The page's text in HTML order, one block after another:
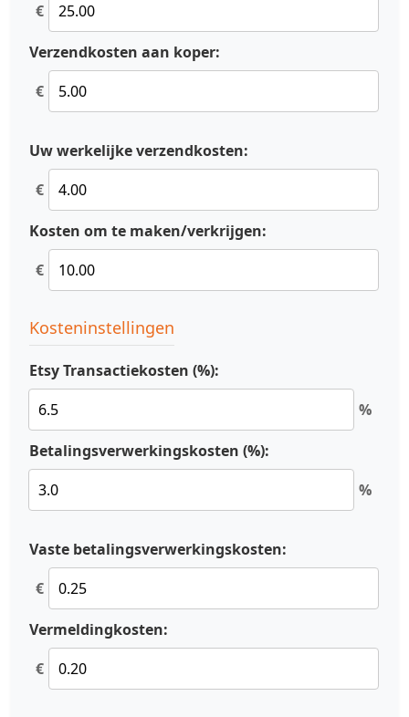
€
Verzendkosten aan koper:
€
Uw werkelijke verzendkosten:
€
Kosten om te maken/verkrijgen:
€
Kosteninstellingen
Etsy Transactiekosten (%):
%
Betalingsverwerkingskosten (%):
%
Vaste betalingsverwerkingskosten:
€
Vermeldingkosten:
€